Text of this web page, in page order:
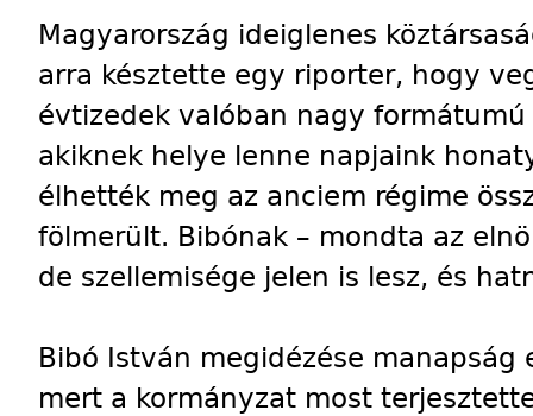
Magyarország ideiglenes
arra késztette egy riporter, hogy
évtizedek valóban nagy
akiknek helye lenne napjaink
élhették meg az anciem régime
fölmerült. Bibónak – mondta az
de szellemisége jelen is lesz, és
Bibó István megidézése manapság
mert a kormányzat most